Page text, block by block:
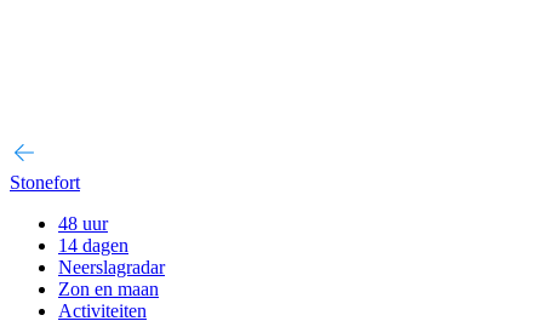
Stonefort
48 uur
14 dagen
Neerslagradar
Zon en maan
Activiteiten